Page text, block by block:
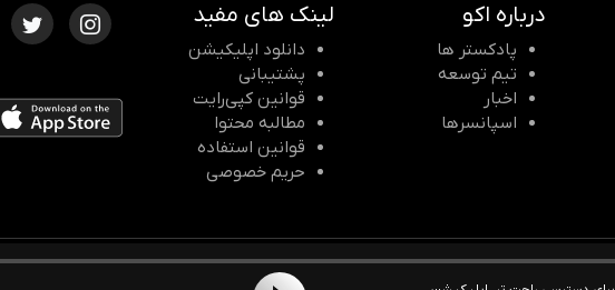
درباره اکو
پادکستر ها
تیم توسعه
اخبار
اسپانسرها
لینک های مفید
دانلود اپلیکیشن
پشتیبانی
قوانین کپی‌رایت
مطالبه محتوا
قوانین استفاده
حریم خصوصی